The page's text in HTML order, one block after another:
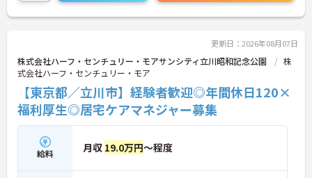
更新日：2026年08月07日
株式会社ハーフ・センチュリー・モアサンシティ立川昭和記念公園
株
式会社ハーフ・センチュリー・モア
【東京都／立川市】経験者歓迎◎年間休日120×
福利厚生◎居宅ケアマネジャー募集
給料 月収 19.0万円～程度